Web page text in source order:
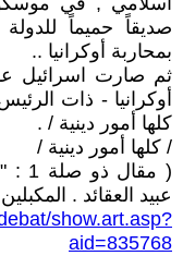
صديقاً حميماً
بمحاربة أوكرانيا ..
ثم صارت اسرائيل
أوكرانيا - ذات
كلها أمور دينية / .
/ كلها أمور دينية /
(
عبيد العقائد .
show.art.asp?
aid=835768